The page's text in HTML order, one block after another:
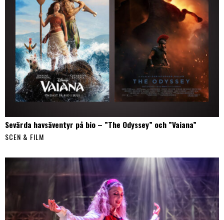
Sevärda havsäventyr på bio – ”The Odyssey” och ”Vaiana”
SCEN & FILM